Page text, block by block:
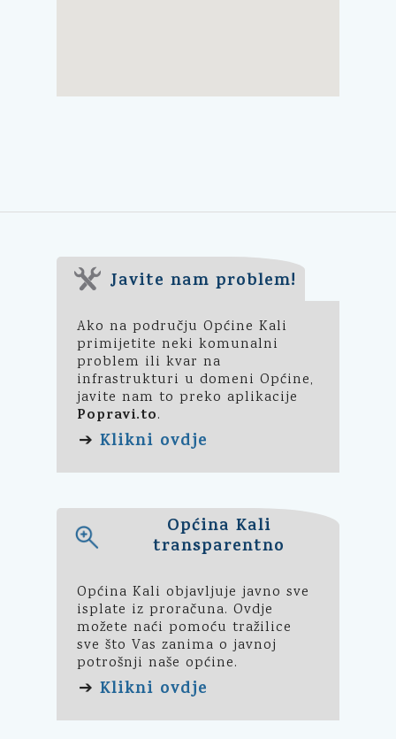
Javite nam problem!
Ako na području Općine Kali
primijetite neki komunalni
problem ili kvar na
infrastrukturi u domeni Općine,
javite nam to preko aplikacije
Popravi.to.
➔ Klikni ovdje
Općina Kali
transparentno
Općina Kali objavljuje javno sve
isplate iz proračuna. Ovdje
možete naći pomoću tražilice
sve što Vas zanima o javnoj
potrošnji naše općine.
➔ Klikni ovdje